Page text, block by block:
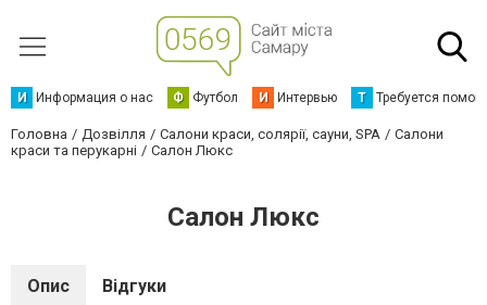
И Информация о нас Ф Футбол И Интервью Т Требуется
Головна Дозвілля Салони краси, солярії, сауни, SPA
Салони
краси та перукарні
Салон Люкс
Салон Люкс
Опис Відгуки